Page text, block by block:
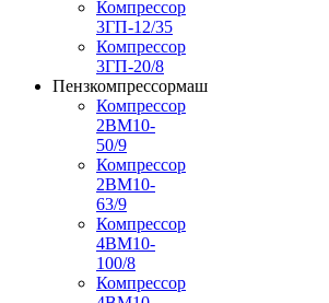
Компрессор
3ГП-12/35
Компрессор
3ГП-20/8
Пензкомпрессормаш
Компрессор
2ВМ10-
50/9
Компрессор
2ВМ10-
63/9
Компрессор
4ВМ10-
100/8
Компрессор